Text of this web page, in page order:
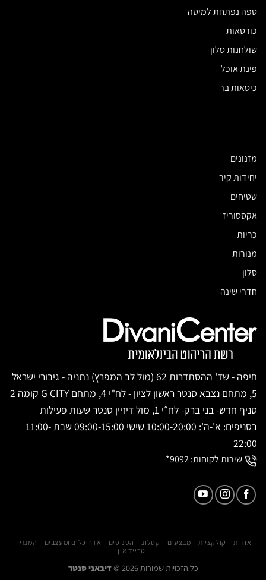
ספה נפתחת למיטה
כורסאות
שולחנות סלון
פינת אוכל
כיסאות בר
מזנונים
יחידות קיר
שטיחים
אקססוריז
כריות
מנורות
סלון
חדרי שינה
חיפה - שד' ההסתדרות 62 (מול לב המפרץ) נתניה - גיבורי ישראל
5, מתחם נצבא סנטר ראשון לציון - לח"י 4, מתחם G CITY קומה 2
סניף חדש- בני ברק- לח״י 1, מול דיזיין סנטר שעות פעילות
בסניפים: א'-ה': 10:00-20:00 שישי 09:00-15:00 שבת 11:00-
22:00
שירות לקוחות:9092*
אודות קולקציות מבצעים קטלוג הסניפים אדריכלים ומעצבים
המגזין
טרייד אין
כל הזכויות שמורות 2026 © דיבאני סנטר